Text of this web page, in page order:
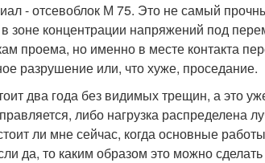
- отсевоблок М 75. Это не самый
зоне концентрации напряжений под
проема, но именно в месте контакта
разрушение или, что хуже, проседание.
два года без видимых трещин, а это
либо нагрузка распределена
ли мне сейчас, когда основные
да, то каким образом это можно